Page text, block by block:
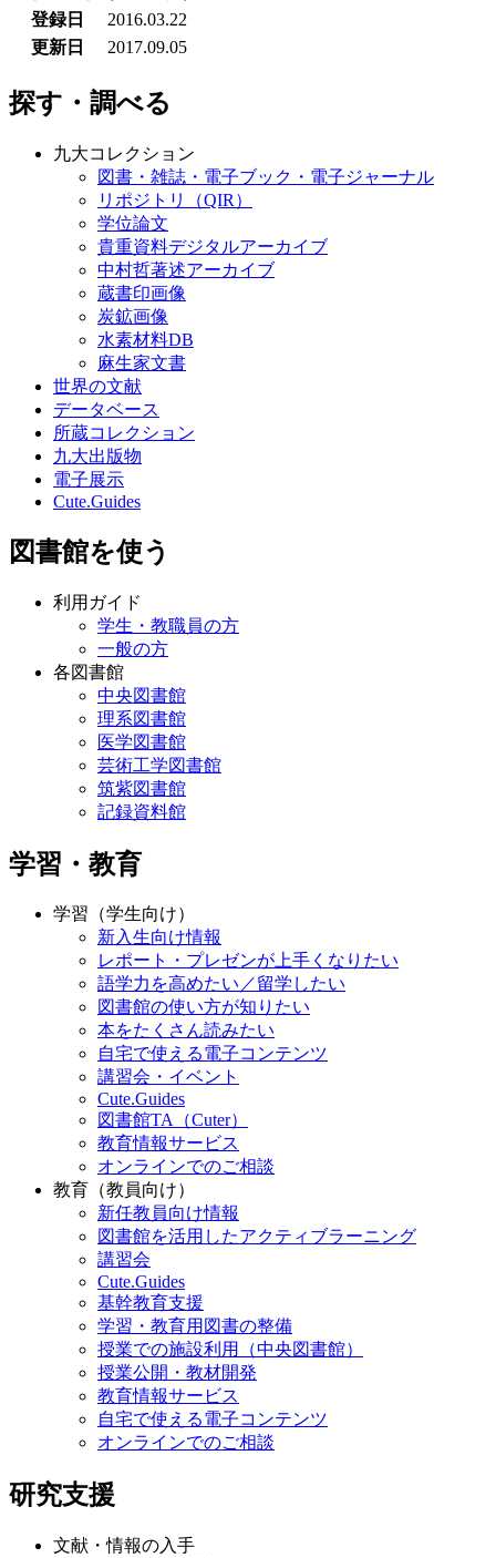
登録日
2016.03.22
更新日
2017.09.05
探す・調べる
九大コレクション
図書・雑誌・電子ブック・電子ジャーナル
リポジトリ（QIR）
学位論文
貴重資料デジタルアーカイブ
中村哲著述アーカイブ
蔵書印画像
炭鉱画像
水素材料DB
麻生家文書
世界の文献
データベース
所蔵コレクション
九大出版物
電子展示
Cute.Guides
図書館を使う
利用ガイド
学生・教職員の方
一般の方
各図書館
中央図書館
理系図書館
医学図書館
芸術工学図書館
筑紫図書館
記録資料館
学習・教育
学習（学生向け）
新入生向け情報
レポート・プレゼンが上手くなりたい
語学力を高めたい／留学したい
図書館の使い方が知りたい
本をたくさん読みたい
自宅で使える電子コンテンツ
講習会・イベント
Cute.Guides
図書館TA（Cuter）
教育情報サービス
オンラインでのご相談
教育（教員向け）
新任教員向け情報
図書館を活用したアクティブラーニング
講習会
Cute.Guides
基幹教育支援
学習・教育用図書の整備
授業での施設利用（中央図書館）
授業公開・教材開発
教育情報サービス
自宅で使える電子コンテンツ
オンラインでのご相談
研究支援
文献・情報の入手